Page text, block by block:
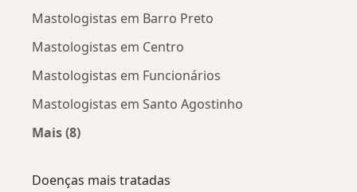
Mastologistas em Barro Preto
Mastologistas em Centro
Mastologistas em Funcionários
Mastologistas em Santo Agostinho
Mais (8)
Doenças mais tratadas